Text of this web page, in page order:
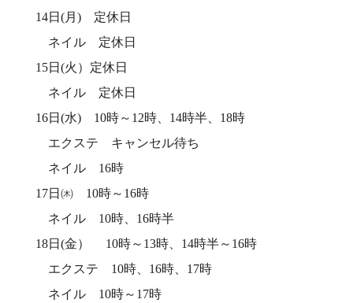
14日(月) 定休日
ネイル 定休日
15日(火）定休日
ネイル 定休日
16日(水) 10時～12時、14時半、18時
エクステ キャンセル待ち
ネイル 16時
17日㈭ 10時～16時
ネイル 10時、16時半
18日(金） 10時～13時、14時半～16時
エクステ 10時、16時、17時
ネイル 10時～17時